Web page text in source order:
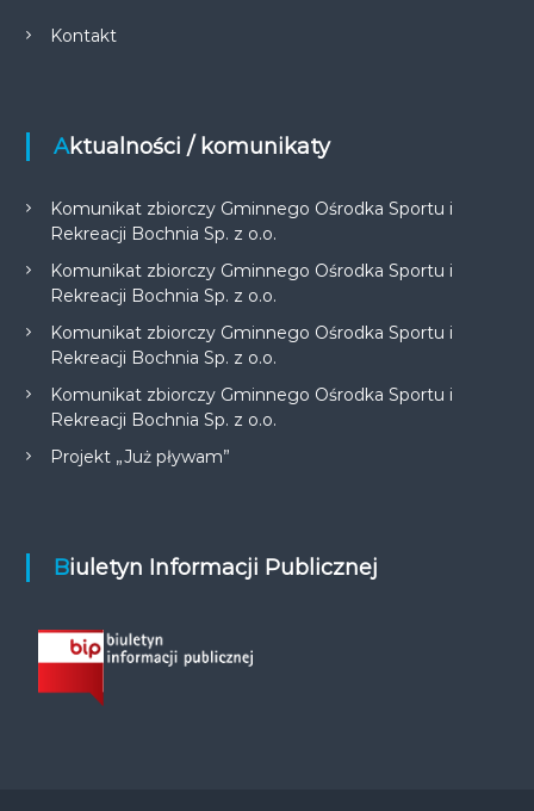
Kontakt
Aktualności / komunikaty
Komunikat zbiorczy Gminnego Ośrodka Sportu i
Rekreacji Bochnia Sp. z o.o.
Komunikat zbiorczy Gminnego Ośrodka Sportu i
Rekreacji Bochnia Sp. z o.o.
Komunikat zbiorczy Gminnego Ośrodka Sportu i
Rekreacji Bochnia Sp. z o.o.
Komunikat zbiorczy Gminnego Ośrodka Sportu i
Rekreacji Bochnia Sp. z o.o.
Projekt „Już pływam”
Biuletyn Informacji Publicznej